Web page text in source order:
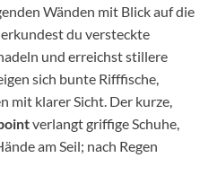
Wänden mit Blick auf die
du versteckte
und erreichst stillere
sich bunte Rifffische,
mit klarer Sicht. Der kurze,
verlangt griffige Schuhe,
am Seil; nach Regen